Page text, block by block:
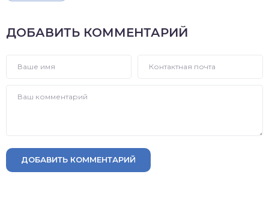
ДОБАВИТЬ КОММЕНТАРИЙ
ДОБАВИТЬ КОММЕНТАРИЙ